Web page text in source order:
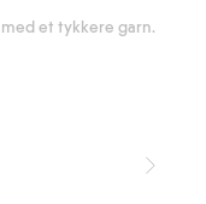
et tykkere garn.